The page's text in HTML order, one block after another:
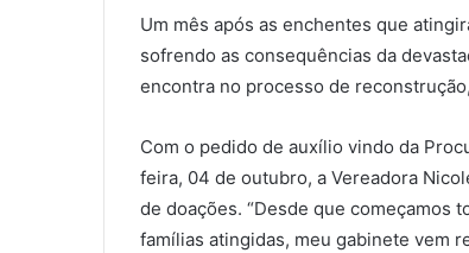
Um mês após as enchentes que
sofrendo as consequências da
encontra no processo de
Com o pedido de auxílio vindo da
feira, 04 de outubro, a Vereadora
de doações. “Desde que começamos
famílias atingidas, meu gabinete vem